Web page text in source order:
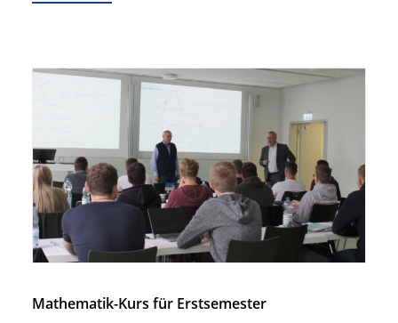
Mathematik-Kurs für Erstsemester